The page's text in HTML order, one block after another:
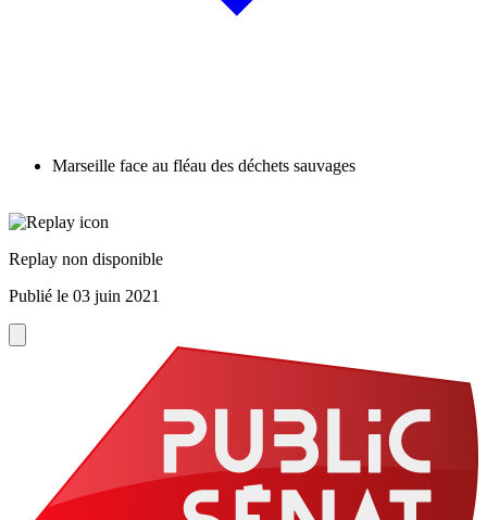
Marseille face au fléau des déchets sauvages
Replay non disponible
Publié le 03 juin 2021